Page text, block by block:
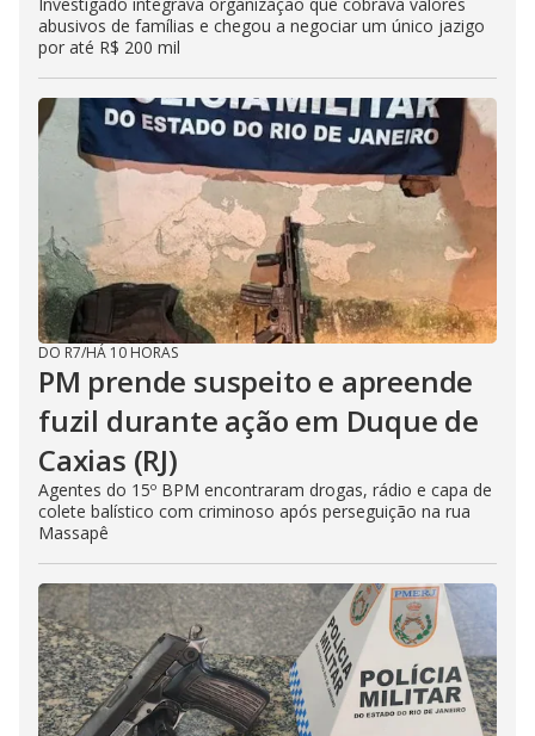
abusivos de famílias e chegou a negociar um único jazigo
por até R$ 200 mil
DO R7/HÁ 10 HORAS
PM prende suspeito e apreende
fuzil durante ação em Duque de
Caxias (RJ)
Agentes do 15º BPM encontraram drogas, rádio e capa de
colete balístico com criminoso após perseguição na rua
Massapê